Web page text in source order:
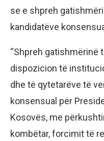
se e shpreh
kandidatëve
“Shpreh gatishmërinë
dispozicion të
dhe të qytetarëve të
konsensual për
Kosovës, me
kombëtar, forcimit të